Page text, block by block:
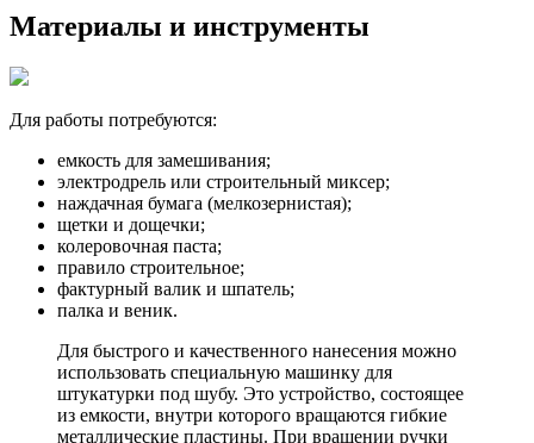
Материалы и инструменты
Для работы потребуются:
емкость для замешивания;
электродрель или строительный миксер;
наждачная бумага (мелкозернистая);
щетки и дощечки;
колеровочная паста;
правило строительное;
фактурный валик и шпатель;
палка и веник.
Для быстрого и качественного нанесения можно
использовать специальную машинку для
штукатурки под шубу. Это устройство, состоящее
из емкости, внутри которого вращаются гибкие
металлические пластины. При вращении ручки